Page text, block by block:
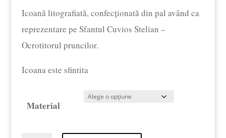
până
la
Icoană litografiată, confecţionată din pal având ca
reprezentare pe Sfantul Cuvios Stelian –
Ocrotitorul pruncilor.
Icoana este sfintita
Material